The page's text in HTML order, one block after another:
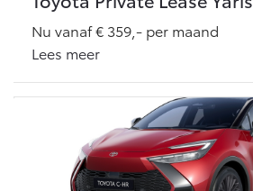
Nu vanaf € 359,- per maand
Lees meer